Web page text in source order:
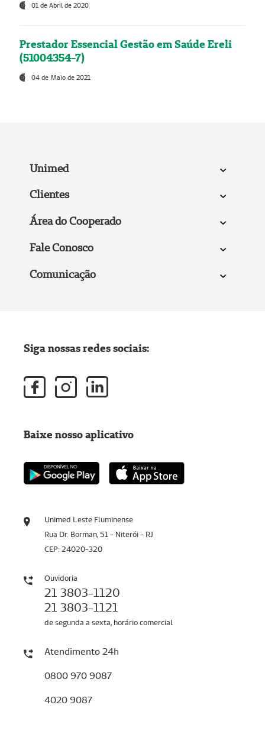
01 de Abril de 2020
Prestador Essencial Gestão em Saúde Ereli
(51004354-7)
04 de Maio de 2021
Unimed
Clientes
Área do Cooperado
Fale Conosco
Comunicação
Unimed Leste Fluminense
Rua Dr. Borman, 51 - Niterói - RJ
CEP: 24020-320
Ouvidoria
21 3803-1120
21 3803-1121
de segunda a sexta, horário comercial
Atendimento 24h
0800 970 9087
4020 9087
Siga nossas redes sociais:
Baixe nosso aplicativo